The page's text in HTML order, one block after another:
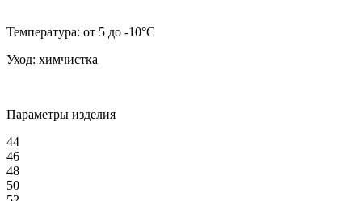
Температура: от 5 до -10°C
Уход: химчистка
Параметры изделия
44
46
48
50